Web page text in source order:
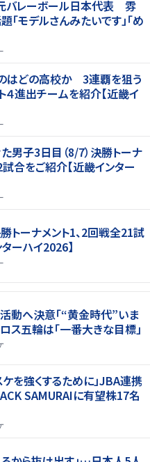
バレーボール日本代表 雰
モデルさんみたいです」「め
はどの高校か 3連覇を狙う
進出チームを紹介【近畿イ
男子3日目（8/7）決勝トーナ
合をご紹介【近畿インター
トーナメント1、2回戦全21試
ーハイ2026】
動へ決意「“黄金時代”いま
ス五輪は「一番大きな目標」
を強くするために」JBA連携
SAMURAIに有望株17名